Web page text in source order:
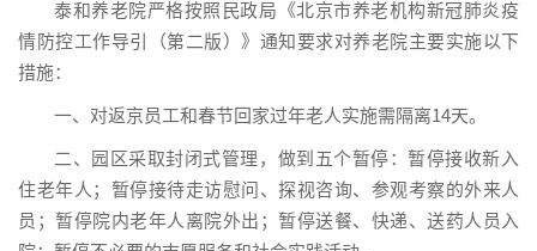
泰和养老院严格按照民政局《北京市养老机构新冠肺炎疫
情防控工作导引（第二版）》通知要求对养老院主要实施以下
措施：
一、对返京员工和春节回家过年老人实施需隔离14天。
二、园区采取封闭式管理，做到五个暂停：暂停接收新入
住老年人；暂停接待走访慰问、探视咨询、参观考察的外来人
员；暂停院内老年人离院外出；暂停送餐、快递、送药人员入